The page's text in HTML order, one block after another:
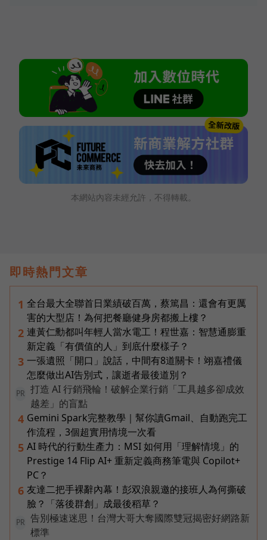
本網站內容未經允許，不得轉載。
即時熱門文章
1 全台最大全聯首日業績破百萬，蔡篤昌：還會有更厲
害的大型店！為何把餐廳健身房都搬上樓？
2 連黃仁勳都叫年輕人當水電工！程世嘉：智慧通膨重
新定義「有價值的人」到底什麼樣子？
3 一張遺照「開口」說話，中間有8道關卡！翊嘉禮儀
怎麼做出AI告別式，讓逝者最後道別？
PR
打造 AI 行銷飛輪！破解企業行銷「工具越多卻成效
越差」的盲點
4 Gemini Spark完整教學｜幫你讀Gmail、自動跑完工
作流程，3個超實用情境一次看
5 AI 時代的行動生產力：MSI 如何用「理解情境」的
Prestige 14 Flip AI+ 重新定義商務筆電與 Copilot+
PC？
6 友達二把手裸辭內幕！彭双浪親邀的接班人為何撕破
臉？「落後群創」成最後稻草？
PR
告別極速迷思！台灣大哥大奪國際雙冠揭密好網路新
標準